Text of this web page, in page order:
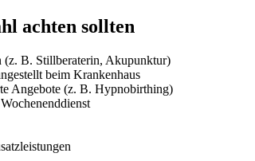
achten sollten
(z. B. Stillberaterin, Akupunktur)
beim Krankenhaus
Angebote (z. B. Hypnobirthing)